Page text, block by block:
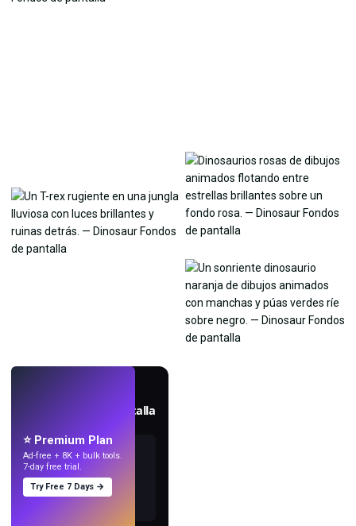
Crea fondos de pantalla
⭐ Premium Plan
Ad-free + 8K + bulk tools.
7-day free trial.
Try Free 7 Days →